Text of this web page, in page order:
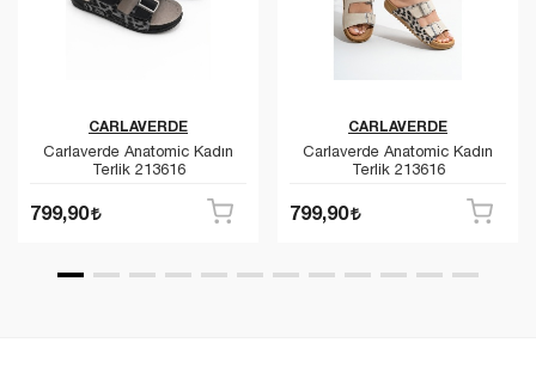
CARLAVERDE
Carlaverde Anatomic Kadın
Terlik 213616
799,90
CARLAVERDE
Carlaverde Anatomic Kadın
Terlik 213616
799,90